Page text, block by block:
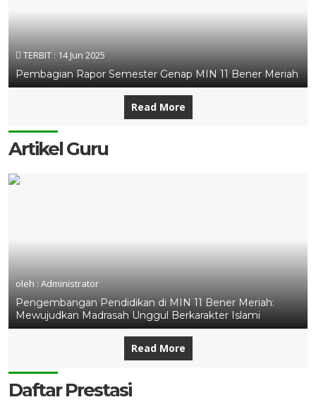
TERBIT : 14 Jun 2025
Pembagian Rapor Semester Genap MIN 11 Bener Meriah
Read More
Artikel Guru
oleh : Administrator
Pengembangan Pendidikan di MIN 11 Bener Meriah:
Mewujudkan Madrasah Unggul Berkarakter Islami
Read More
Daftar Prestasi